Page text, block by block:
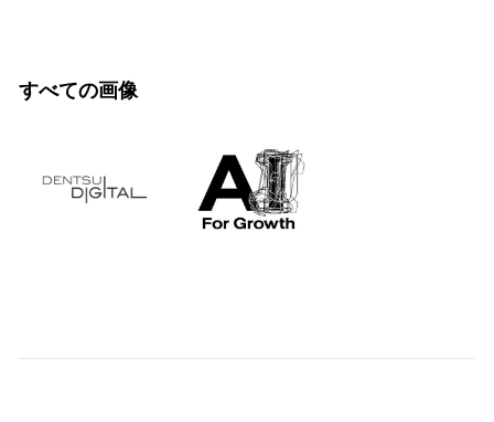
すべての画像